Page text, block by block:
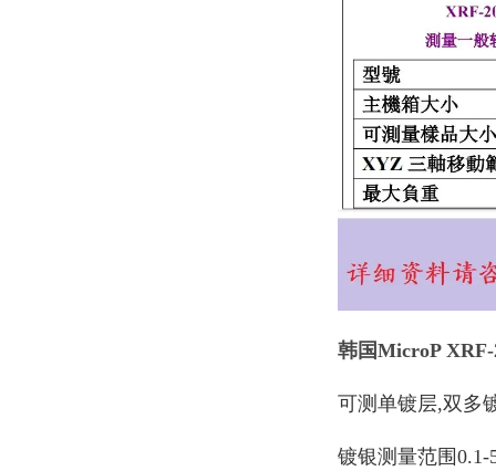
韩国MicroP
可测单镀层,双多
镀银测量范围0.1-